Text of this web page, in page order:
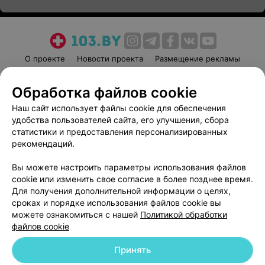
О проекте Новости проекта
Размещение рекламы
Пользовательское соглашение
Способы оплаты
Вакансии
Партнеры
Написать руководителю 103.by
Обработка персональных данных
© 2026 ООО «Артокс Лаб», УНП 191700409 | 220012, Республика Беларусь,
Обработка файлов cookie
Наш сайт использует файлы cookie для обеспечения
удобства пользователей сайта, его улучшения, сбора
статистики и предоставления персонализированных
рекомендаций.
Вы можете настроить параметры использования файлов
cookie или изменить свое согласие в более позднее время.
Для получения дополнительной информации о целях,
сроках и порядке использования файлов cookie вы
можете ознакомиться с нашей Политикой обработки
файлов cookie
Принять